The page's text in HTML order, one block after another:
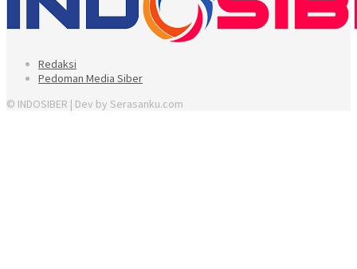
Redaksi
Pedoman Media Siber
© INDOSIBER | Dev by Serasanku.com